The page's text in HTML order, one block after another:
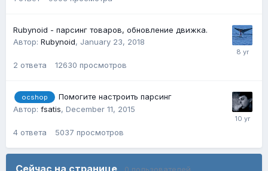
Rubynoid - парсинг товаров, обновление движка.
Автор: Rubynoid, January 23, 2018
2 ответа 12630 просмотров
ocshop
Помогите настроить парсинг
Автор: fsatis, December 11, 2015
4 ответа 5037 просмотров